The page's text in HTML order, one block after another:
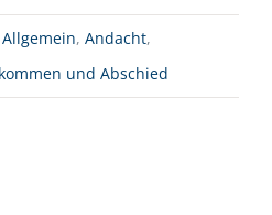
Allgemein, Andacht,
und Abschied